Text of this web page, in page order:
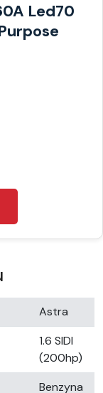
Led70
Astra
1.6 SIDI
(200hp)
Benzyna